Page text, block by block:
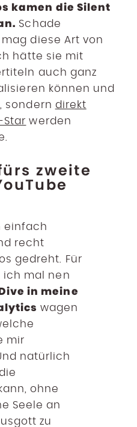
kamen die Silent
Schade
diese Art von
hätte sie mit
auch ganz
können und
sondern direkt
Star werden
zweite
einfach
recht
gedreht. Für
ich mal nen
in meine
wagen
mir
natürlich
ohne
Seele an
zu